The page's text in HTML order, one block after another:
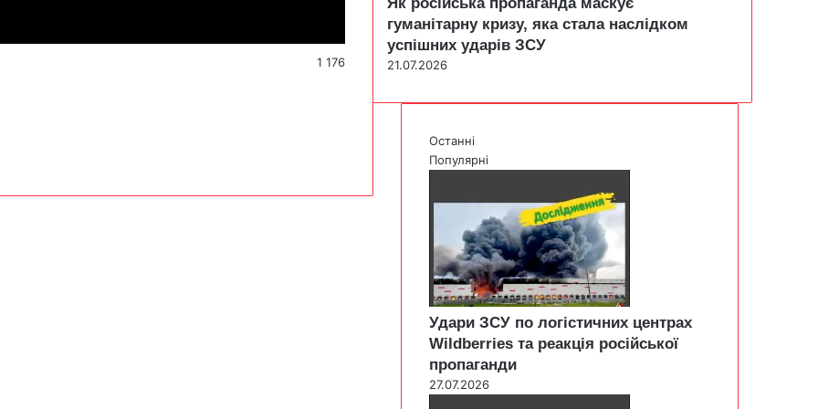
1 176
гуманітарну кризу, яка стала наслідком
успішних ударів ЗСУ
21.07.2026
Останні
Популярні
Удари ЗСУ по логістичних центрах
Wildberries та реакція російської
пропаганди
27.07.2026